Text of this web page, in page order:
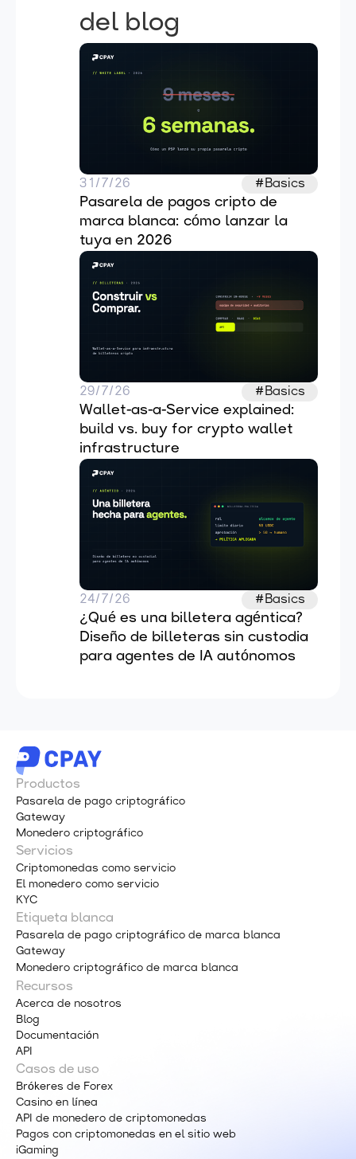
del blog
31/7/26 #Basics
Pasarela de pagos cripto de
marca blanca: cómo lanzar la
tuya en 2026
29/7/26 #Basics
Wallet-as-a-Service explained:
build vs. buy for crypto wallet
infrastructure
24/7/26 #Basics
¿Qué es una billetera agéntica?
Diseño de billeteras sin custodia
para agentes de IA autónomos
Productos
Pasarela de pago criptográfico
Gateway
Monedero criptográfico
Servicios
Criptomonedas como servicio
El monedero como servicio
KYC
Etiqueta blanca
Pasarela de pago criptográfico de marca blanca
Gateway
Monedero criptográfico de marca blanca
Recursos
Acerca de nosotros
Blog
Documentación
API
Casos de uso
Brókeres de Forex
Casino en línea
API de monedero de criptomonedas
Pagos con criptomonedas en el sitio web
iGaming